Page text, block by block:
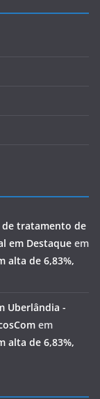
de tratamento de
em Destaque em
alta de 6,83%,
Uberlândia -
em
alta de 6,83%,